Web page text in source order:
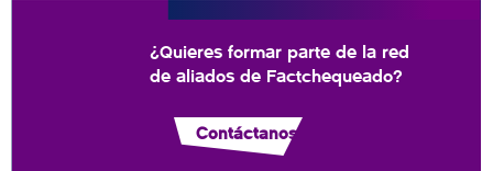
¿Quieres formar parte de la red
de aliados de Factchequeado?
Contáctanos